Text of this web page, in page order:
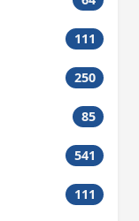
111
250
85
541
111